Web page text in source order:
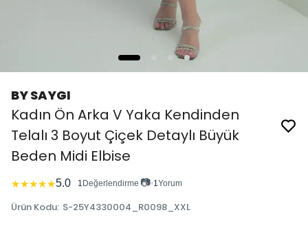
BY SAYGI
Kadın Ön Arka V Yaka Kendinden
Telalı 3 Boyut Çiçek Detaylı Büyük
Beden Midi Elbise
★★★★★5.0 1 Değerlendirme 📷•1Yorum
Ürün Kodu: S-25Y4330004_R0098_XXL